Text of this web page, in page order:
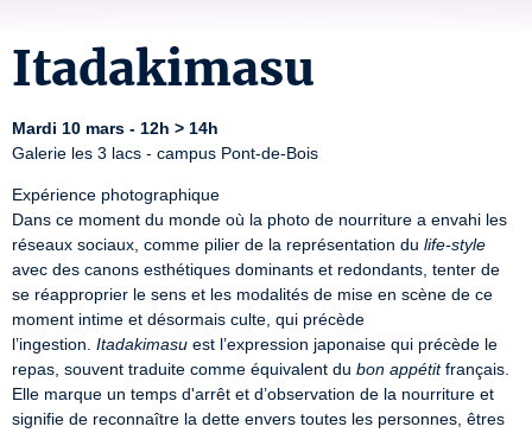
Itadakimasu
Mardi 10 mars - 12h > 14h
Galerie les 3 lacs - campus Pont-de-Bois
Expérience photographique
Dans ce moment du monde où la photo de nourriture a envahi les
réseaux sociaux, comme pilier de la représentation du life-style
avec des canons esthétiques dominants et redondants, tenter de
se réapproprier le sens et les modalités de mise en scène de ce
moment intime et désormais culte, qui précède
l’ingestion. Itadakimasu est l’expression japonaise qui précède le
repas, souvent traduite comme équivalent du bon appétit français.
Elle marque un temps d'arrêt et d’observation de la nourriture et
signifie de reconnaître la dette envers toutes les personnes, êtres